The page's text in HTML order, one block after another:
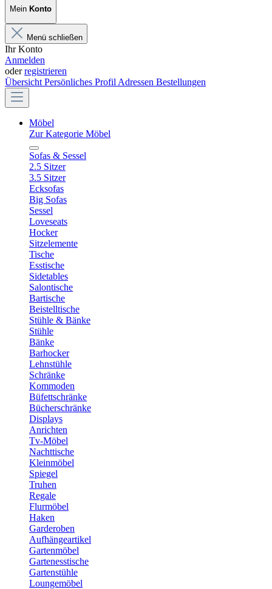
Mein Konto
Menü schließen
Ihr Konto
Anmelden
oderregistrieren
Übersicht Persönliches Profil Adressen Bestellungen
Möbel
Zur Kategorie Möbel
Sofas & Sessel
2.5 Sitzer
3.5 Sitzer
Ecksofas
Big Sofas
Sessel
Loveseats
Hocker
Sitzelemente
Tische
Esstische
Sidetables
Salontische
Bartische
Beistelltische
Stühle & Bänke
Stühle
Bänke
Barhocker
Lehnstühle
Schränke
Kommoden
Büfettschränke
Bücherschränke
Displays
Anrichten
Tv-Möbel
Nachttische
Kleinmöbel
Spiegel
Truhen
Regale
Flurmöbel
Haken
Garderoben
Aufhängeartikel
Gartenmöbel
Gartenesstische
Gartenstühle
Loungemöbel